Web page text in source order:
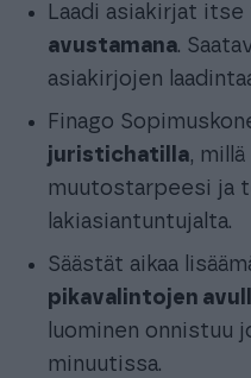
Laadi asiakirjat itse
avustamana.
asiakirjojen
Finago
juristichatilla,
muutostarpeesi ja
lakiasiantuntujalta.
Säästät aikaa
pikavalintojen
luominen onnistuu
minuutissa.